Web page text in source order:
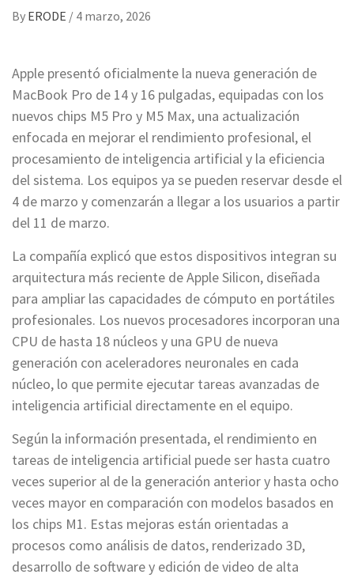
By ERODE / 4 marzo, 2026
Apple presentó oficialmente la nueva generación de
MacBook Pro de 14 y 16 pulgadas, equipadas con los
nuevos chips M5 Pro y M5 Max, una actualización
enfocada en mejorar el rendimiento profesional, el
procesamiento de inteligencia artificial y la eficiencia
del sistema. Los equipos ya se pueden reservar desde el
4 de marzo y comenzarán a llegar a los usuarios a partir
del 11 de marzo.
La compañía explicó que estos dispositivos integran su
arquitectura más reciente de Apple Silicon, diseñada
para ampliar las capacidades de cómputo en portátiles
profesionales. Los nuevos procesadores incorporan una
CPU de hasta 18 núcleos y una GPU de nueva
generación con aceleradores neuronales en cada
núcleo, lo que permite ejecutar tareas avanzadas de
inteligencia artificial directamente en el equipo.
Según la información presentada, el rendimiento en
tareas de inteligencia artificial puede ser hasta cuatro
veces superior al de la generación anterior y hasta ocho
veces mayor en comparación con modelos basados en
los chips M1. Estas mejoras están orientadas a
procesos como análisis de datos, renderizado 3D,
desarrollo de software y edición de video de alta